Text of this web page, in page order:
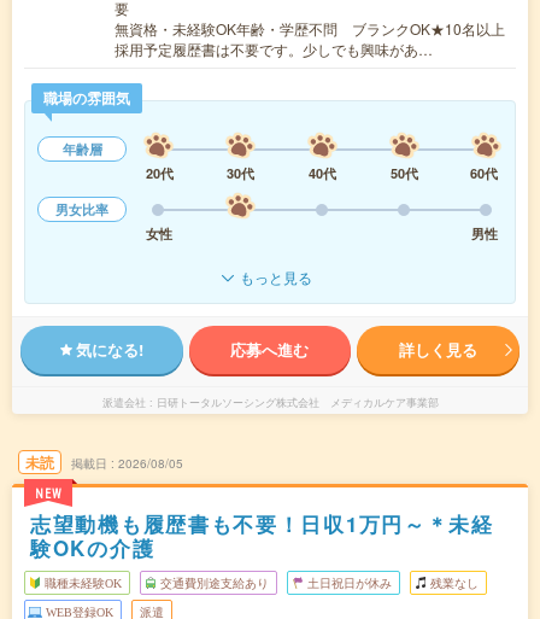
要
無資格・未経験OK年齢・学歴不問 ブランクOK★10名以上
採用予定履歴書は不要です。少しでも興味があ…
職場の雰囲気
年齢層
20代
30代 40代 50代
60代
男女比率
女性
男性
もっと見る
気になる! 応募へ進む 詳しく見る
派遣会社 日研トータルソーシング株式会社 メディカルケア事業部
未読
NEW
掲載日 2026/08/05
志望動機も履歴書も不要！日収1万円～＊未経
験OKの介護
職種未経験OK 交通費別途支給あり 土日祝日が休み 残業なし
WEB登録OK 派遣